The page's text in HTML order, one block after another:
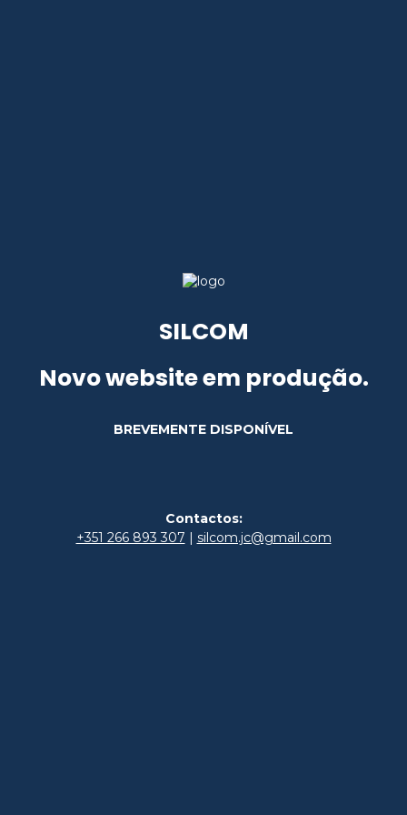
SILCOM
Novo website em produção.
BREVEMENTE DISPONÍVEL
Contactos:
+351 266 893 307 | silcom.jc@gmail.com